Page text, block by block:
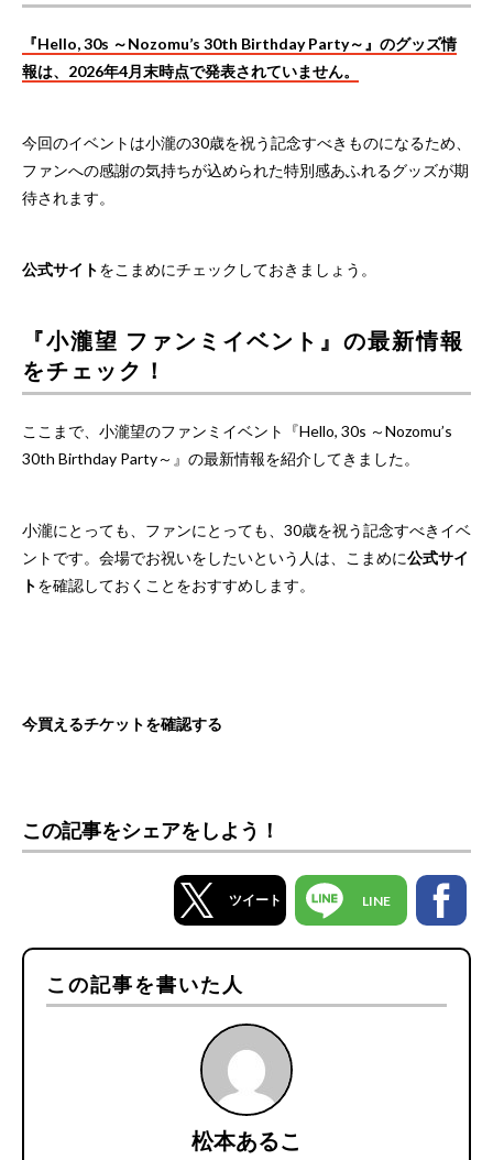
『Hello, 30s ～Nozomu’s 30th Birthday Party～』のグッズ情
報は、2026年4月末時点で発表されていません。
今回のイベントは小瀧の30歳を祝う記念すべきものになるため、
ファンへの感謝の気持ちが込められた特別感あふれるグッズが期
待されます。
公式サイトをこまめにチェックしておきましょう。
『小瀧望 ファンミイベント』の最新情報
をチェック！
ここまで、小瀧望のファンミイベント『Hello, 30s ～Nozomu’s
30th Birthday Party～』の最新情報を紹介してきました。
小瀧にとっても、ファンにとっても、30歳を祝う記念すべきイベ
ントです。会場でお祝いをしたいという人は、こまめに公式サイ
トを確認しておくことをおすすめします。
今買えるチケットを確認する
この記事をシェアをしよう！
ツイート LINE
この記事を書いた人
松本あるこ